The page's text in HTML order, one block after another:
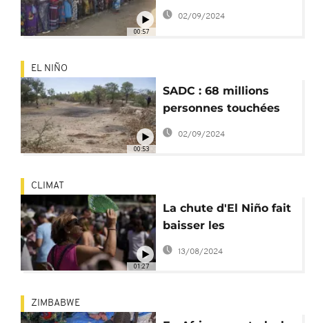
00:57
de dollars contre la
02/09/2024
00:53
EL NIÑO
SADC : 68 millions
personnes touchées
par la sécheresse
causée par El Niño
02/09/2024
01:27
CLIMAT
La chute d'El Niño fait
baisser les
températures
mondiales en juillet
13/08/2024
ZIMBABWE